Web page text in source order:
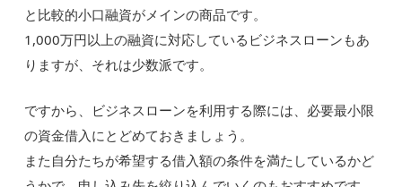
と比較的小口融資がメインの商品です。
1,000万円以上の融資に対応しているビジネスローンもあ
りますが、それは少数派です。
ですから、ビジネスローンを利用する際には、必要最小限
の資金借入にとどめておきましょう。
また自分たちが希望する借入額の条件を満たしているかど